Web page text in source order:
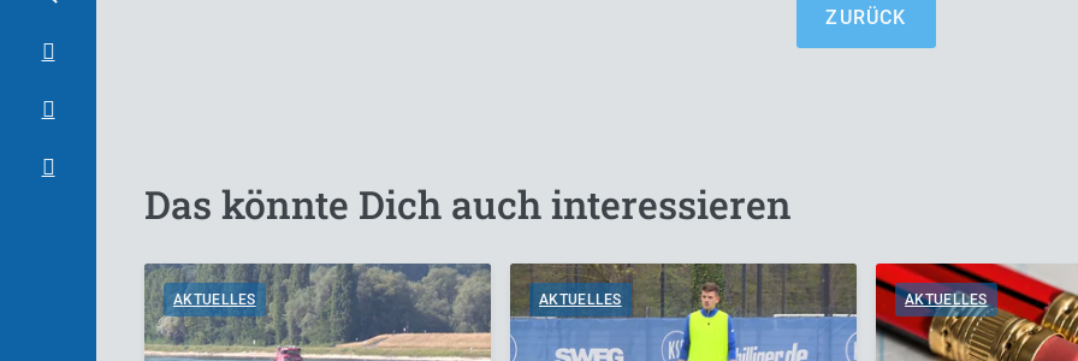
ZURÜCK
Das könnte Dich auch interessieren
AKTUELLES AKTUELLES AKTUELLES